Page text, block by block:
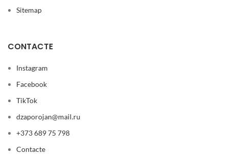
Sitemap
CONTACTE
Instagram
Facebook
TikTok
dzaporojan@mail.ru
+373 689 75 798
Contacte